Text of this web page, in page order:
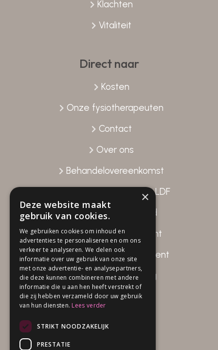
Klachten
Vitaliteit
Direct naar
Kosten
Onze fysiotherapeuten
Contact
Over ons
Behandelovereenkomst
Gegevensverstrekking LDF
Patiënttevredenheid
Disclaimer Fysio Attent
Privacy beleid Fysio Attent
Klachten verwerking
×
Deze website maakt
gebruik van cookies.
We gebruiken cookies om inhoud en
advertenties te personaliseren en om ons
verkeer te analyseren. We delen ook
informatie over uw gebruik van onze site
met onze advertentie- en analysepartners,
die deze kunnen combineren met andere
informatie die u aan hen heeft verstrekt of
die zij hebben verzameld door uw gebruik
van hun diensten. Lees verder
STRIKT NOODZAKELIJK
PRESTATIE